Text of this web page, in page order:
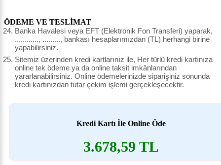
ÖDEME VE TESLİMAT
Banka Havalesi veya EFT (Elektronik Fon Transferi) yaparak,
............, ........., bankası hesaplarımızdan (TL) herhangi birine
yapabilirsiniz.
Sitemiz üzerinden kredi kartlarınız ile, Her türlü kredi kartınıza
online tek ödeme ya da online taksit imkânlarından
yararlanabilirsiniz. Online ödemelerinizde siparişiniz sonunda
kredi kartınızdan tutar çekim işlemi gerçekleşecektir.
Kredi Kartı İle Online Öde
3.678,59 TL